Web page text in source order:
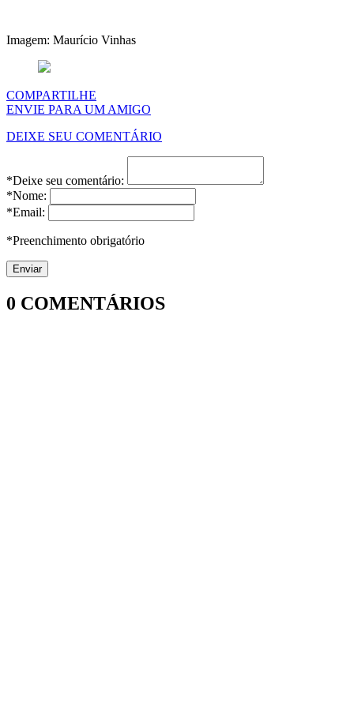
Imagem: Maurício Vinhas
COMPARTILHE
ENVIE PARA UM AMIGO
DEIXE SEU COMENTÁRIO
*Deixe seu comentário:
*Nome:
*Email:
*Preenchimento obrigatório
0 COMENTÁRIOS